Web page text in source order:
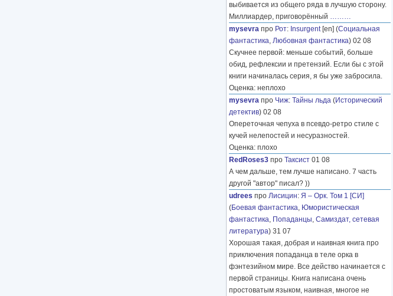
выбивается из общего ряда в лучшую сторону.
Миллиардер, приговорённый ………
mysevra про Рот: Insurgent[en] (Социальная
фантастика, Любовная фантастика) 02 08
Скучнее первой: меньше событий, больше
обид, рефлексии и претензий. Если бы с этой
книги начиналась серия, я бы уже забросила.
Оценка: неплохо
mysevra про Чиж: Тайны льда (Исторический
детектив) 02 08
Опереточная чепуха в псевдо-ретро стиле с
кучей нелепостей и несуразностей.
Оценка: плохо
RedRoses3 про Таксист 01 08
А чем дальше, тем лучше написано. 7 часть
другой "автор" писал? ))
udrees про Лисицин: Я – Орк. Том 1 [СИ]
(Боевая фантастика, Юмористическая
фантастика, Попаданцы, Самиздат, сетевая
литература) 31 07
Хорошая такая, добрая и наивная книга про
приключения попаданца в теле орка в
фэнтезийном мире. Все действо начинается с
первой страницы. Книга написана очень
простоватым языком, наивная, многое не